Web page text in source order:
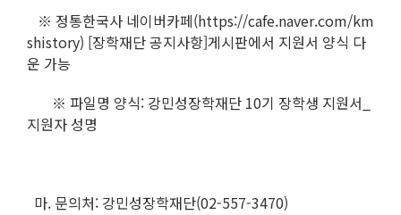
※ 정통한국사 네이버카페(https://cafe.naver.com/km
shistory) [장학재단 공지사항]게시판에서 지원서 양식 다
운 가능
※ 파일명 양식: 강민성장학재단 10기 장학생 지원서_
지원자 성명
마. 문의처: 강민성장학재단(02-557-3470)